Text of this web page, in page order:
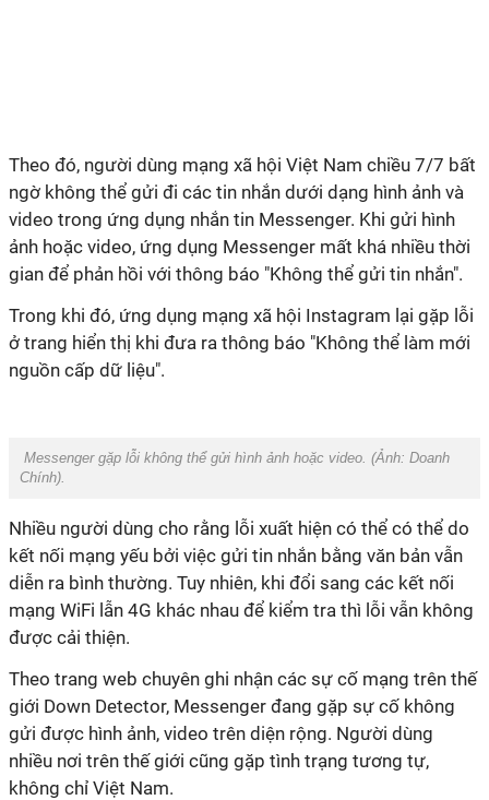
Theo đó, người dùng mạng xã hội Việt Nam chiều 7/7 bất
ngờ không thể gửi đi các tin nhắn dưới dạng hình ảnh và
video trong ứng dụng nhắn tin Messenger. Khi gửi hình
ảnh hoặc video, ứng dụng Messenger mất khá nhiều thời
gian để phản hồi với thông báo "Không thể gửi tin nhắn".
Trong khi đó, ứng dụng mạng xã hội Instagram lại gặp lỗi
ở trang hiển thị khi đưa ra thông báo "Không thể làm mới
nguồn cấp dữ liệu".
Messenger gặp lỗi không thể gửi hình ảnh hoặc video. (Ảnh: Doanh
Chính).
Nhiều người dùng cho rằng lỗi xuất hiện có thể có thể do
kết nối mạng yếu bởi việc gửi tin nhắn bằng văn bản vẫn
diễn ra bình thường. Tuy nhiên, khi đổi sang các kết nối
mạng WiFi lẫn 4G khác nhau để kiểm tra thì lỗi vẫn không
được cải thiện.
Theo trang web chuyên ghi nhận các sự cố mạng trên thế
giới Down Detector, Messenger đang gặp sự cố không
gửi được hình ảnh, video trên diện rộng. Người dùng
nhiều nơi trên thế giới cũng gặp tình trạng tương tự,
không chỉ Việt Nam.